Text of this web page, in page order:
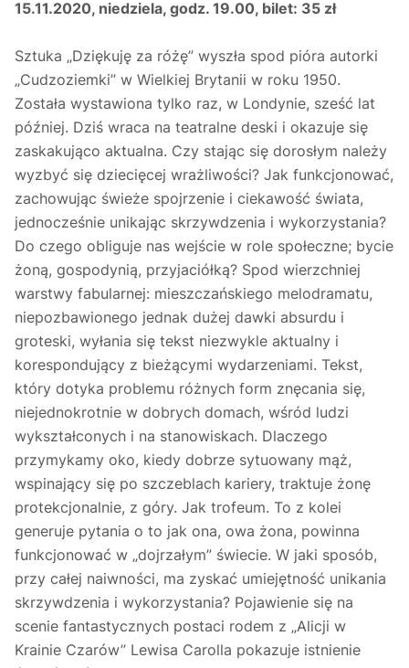
15.11.2020, niedziela, godz. 19.00, bilet: 35 zł
Sztuka „Dziękuję za różę” wyszła spod pióra autorki
„Cudzoziemki” w Wielkiej Brytanii w roku 1950.
Została wystawiona tylko raz, w Londynie, sześć lat
później. Dziś wraca na teatralne deski i okazuje się
zaskakująco aktualna. Czy stając się dorosłym należy
wyzbyć się dziecięcej wrażliwości? Jak funkcjonować,
zachowując świeże spojrzenie i ciekawość świata,
jednocześnie unikając skrzywdzenia i wykorzystania?
Do czego obliguje nas wejście w role społeczne; bycie
żoną, gospodynią, przyjaciółką? Spod wierzchniej
warstwy fabularnej: mieszczańskiego melodramatu,
niepozbawionego jednak dużej dawki absurdu i
groteski, wyłania się tekst niezwykle aktualny i
korespondujący z bieżącymi wydarzeniami. Tekst,
który dotyka problemu różnych form znęcania się,
niejednokrotnie w dobrych domach, wśród ludzi
wykształconych i na stanowiskach. Dlaczego
przymykamy oko, kiedy dobrze sytuowany mąż,
wspinający się po szczeblach kariery, traktuje żonę
protekcjonalnie, z góry. Jak trofeum. To z kolei
generuje pytania o to jak ona, owa żona, powinna
funkcjonować w „dojrzałym” świecie. W jaki sposób,
przy całej naiwności, ma zyskać umiejętność unikania
skrzywdzenia i wykorzystania? Pojawienie się na
scenie fantastycznych postaci rodem z „Alicji w
Krainie Czarów” Lewisa Carolla pokazuje istnienie